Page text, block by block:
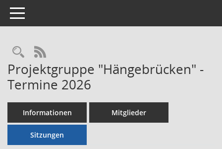
Toggle navigation
Rechercheauswahl
RSS-Feed
Projektgruppe "Hängebrücken" -
Termine 2026
Informationen Mitglieder
Sitzungen